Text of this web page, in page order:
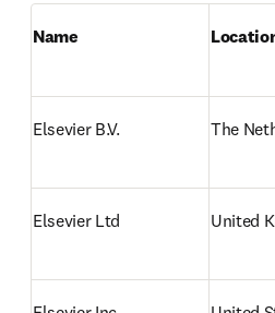
Name
Elsevier B.V. The
Elsevier Ltd United